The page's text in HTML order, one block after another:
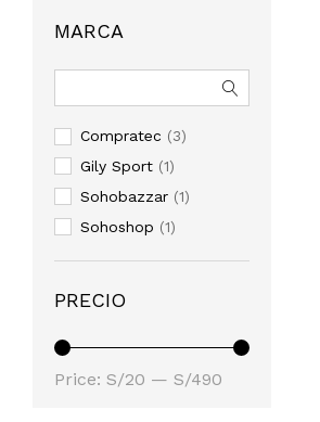
MARCA
Compratec (3)
Gily Sport (1)
Sohobazzar (1)
Sohoshop (1)
PRECIO
Price: S/20 — S/490